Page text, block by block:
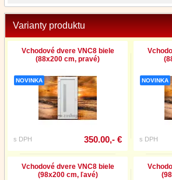
Varianty produktu
Vchodové dvere VNC8 biele
(88x200 cm, pravé)
NOVINKA
s DPH 350.00,- €
NOVINKA
s DPH
Vchodové dvere VNC8 biele
(98x200 cm, ľavé)